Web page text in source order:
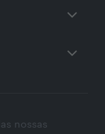
nossas